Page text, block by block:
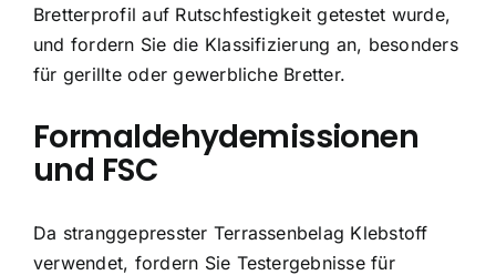
Bretterprofil auf Rutschfestigkeit getestet wurde,
und fordern Sie die Klassifizierung an, besonders
für gerillte oder gewerbliche Bretter.
Formaldehydemissionen
und FSC
Da stranggepresster Terrassenbelag Klebstoff
verwendet, fordern Sie Testergebnisse für